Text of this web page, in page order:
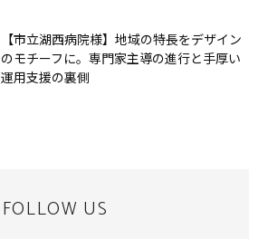
【市立湖西病院様】地域の特長をデザイン
のモチーフに。専門家主導の進行と手厚い
運用支援の裏側
FOLLOW US